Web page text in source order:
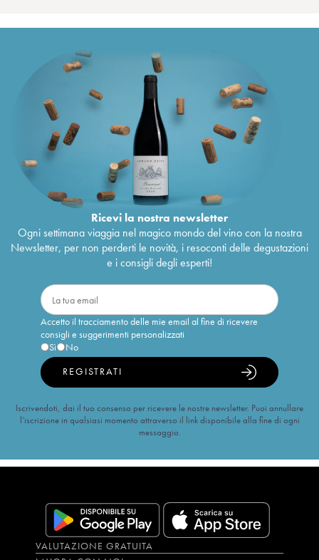
Ricevi la nostra newsletter
Ogni settimana viaggia nel magico mondo del vino con la nostra
Newsletter, per non perderti le novità, i resoconti delle degustazioni
e i consigli degli esperti!
Accetto il tracciamento delle mie email al fine di ricevere
consigli e suggerimenti personalizzati
Sì
No
REGISTRATI
Iscrivendoti, dai il tuo consenso per ricevere le nostre newsletter. Puoi annullare
l’iscrizione in qualsiasi momento attraverso il link disponibile alla fine di ogni
messaggio.
VALUTAZIONE GRATUITA